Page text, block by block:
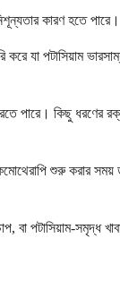
কারণ হতে পারে।
যা পটাসিয়াম
পারে। কিছু ধরণের
শুরু করার সময়
পটাসিয়াম-সমৃদ্ধ